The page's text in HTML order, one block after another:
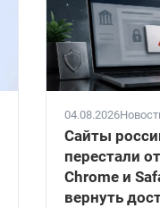
04.08.2026
Сайты
перестали
Chrome и
вернуть